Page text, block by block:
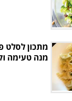
מתכון לסלט
מנה טעימה